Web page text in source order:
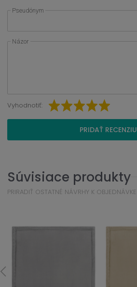
Pseudónym
Názor
Vyhodnotiť:
PRIDAŤ RECENZIU
Súvisiace produkty
PRIRADIŤ OSTATNÉ NÁVRHY K OBJEDNÁVKE